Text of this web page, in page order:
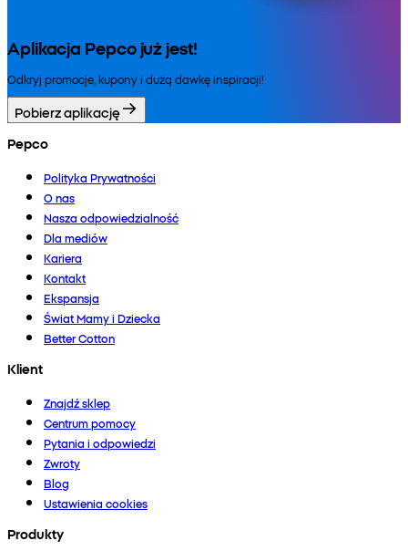
Aplikacja Pepco już jest!
Odkryj promocje, kupony i dużą dawkę inspiracji!
Pobierz aplikację
Pepco
Polityka Prywatności
O nas
Nasza odpowiedzialność
Dla mediów
Kariera
Kontakt
Ekspansja
Świat Mamy i Dziecka
Better Cotton
Klient
Znajdź sklep
Centrum pomocy
Pytania i odpowiedzi
Zwroty
Blog
Ustawienia cookies
Produkty